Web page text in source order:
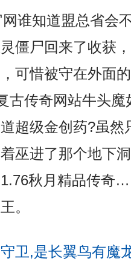
谁知道盟总省会
僵尸回来了收获
可惜被守在外面
古传奇网站牛头
超级金创药?虽然
巫进了那个地下
秋月精品传奇
。
卫,是长翼鸟有魔